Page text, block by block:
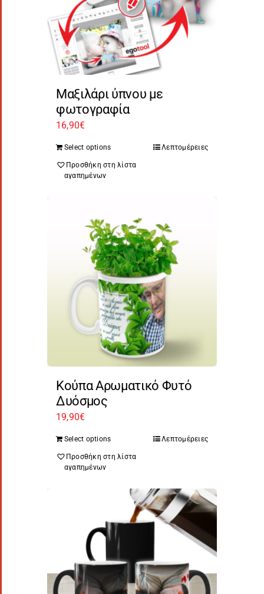
Μαξιλάρι ύπνου με
φωτογραφία
16,90€
Select options Λεπτομέρειες
Προσθήκη στη λίστα
αγαπημένων
Κούπα Αρωματικό Φυτό
Δυόσμος
19,90€
Select options Λεπτομέρειες
Προσθήκη στη λίστα
αγαπημένων